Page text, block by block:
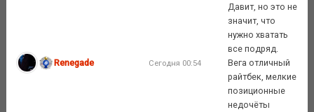
Renegade Сегодня 00:54
Давит, но это не
значит, что
нужно хватать
все подряд.
Вега отличный
райтбек, мелкие
позиционные
недочёты